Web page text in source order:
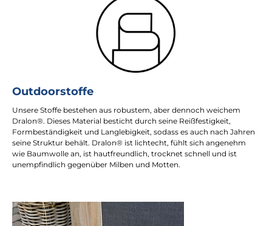
Outdoorstoffe
Unsere Stoffe bestehen aus robustem, aber dennoch weichem
Dralon®. Dieses Material besticht durch seine Reißfestigkeit,
Formbeständigkeit und Langlebigkeit, sodass es auch nach Jahren
seine Struktur behält. Dralon® ist lichtecht, fühlt sich angenehm
wie Baumwolle an, ist hautfreundlich, trocknet schnell und ist
unempfindlich gegenüber Milben und Motten.